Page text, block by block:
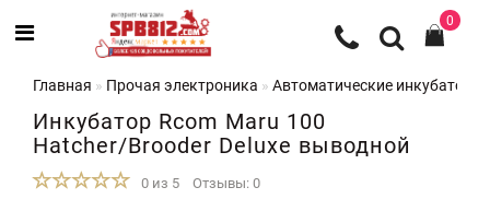
0
Главная Прочая электроника Автоматические инкубаторы
Инкубатор Rcom Maru 100
Hatcher/Brooder Deluxe выводной
0 из 5 Отзывы: 0